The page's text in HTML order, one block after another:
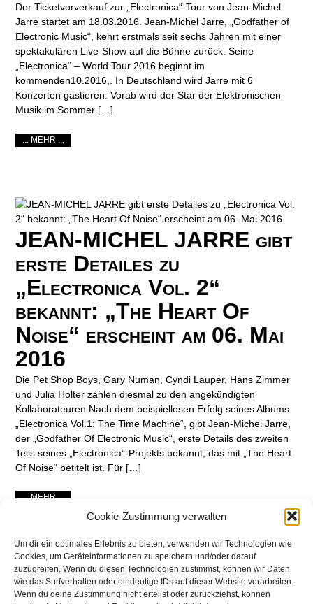
Cookie-Zustimmung verwalten
Um dir ein optimales Erlebnis zu bieten, verwenden wir Technologien wie
Cookies, um Geräteinformationen zu speichern und/oder darauf
zuzugreifen. Wenn du diesen Technologien zustimmst, können wir Daten
wie das Surfverhalten oder eindeutige IDs auf dieser Website verarbeiten.
Wenn du deine Zustimmung nicht erteilst oder zurückziehst, können
Der Ticketvorverkauf zur „Electronica“-Tour von Jean-Michel
Jarre startet am 18.03.2016. Jean-Michel Jarre, „Godfather of
Electronic Music“, kehrt erstmals seit sechs Jahren mit einer
spektakulären Live-Show auf die Bühne zurück. Seine
„Electronica“ – World Tour 2016 beginnt im
kommenden10.2016,. In Deutschland wird Jarre mit 6
Konzerten gastieren. Vorab wird der Star der Elektronischen
Musik im Sommer […]
... MEHR ...
JEAN-MICHEL JARRE gibt
erste Detailes zu
„Electronica Vol. 2“
bekannt: „The Heart Of
Noise“ erscheint am 06. Mai
2016
Die Pet Shop Boys, Gary Numan, Cyndi Lauper, Hans Zimmer
und Julia Holter zählen diesmal zu den angekündigten
Kollaborateuren Nach dem beispiellosen Erfolg seines Albums
„Electronica Vol.1: The Time Machine“, gibt Jean-Michel Jarre,
der „Godfather Of Electronic Music“, erste Details des zweiten
Teils seines „Electronica“-Projekts bekannt, das mit „The Heart
Of Noise“ betitelt ist. Für […]
... MEHR ...